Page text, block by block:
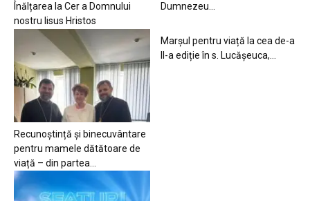
Înălțarea la Cer a Domnului
nostru Iisus Hristos
Dumnezeu…
Recunoștință și binecuvântare
pentru mamele dătătoare de
viață – din partea...
Marșul pentru viață la cea de-a
II-a ediție în s. Lucășeuca,...